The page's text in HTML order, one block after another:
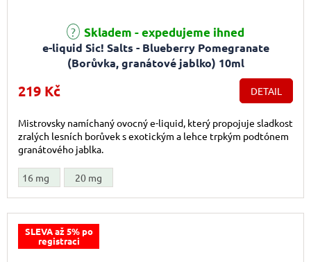
e-liquid Sic! Salts - Blueberry Pomegranate
(Borůvka, granátové jablko) 10ml
Skladem - expedujeme ihned
219 Kč DETAIL
Mistrovsky namíchaný ovocný e-liquid, který propojuje sladkost
zralých lesních borůvek s exotickým a lehce trpkým podtónem
granátového jablka.
16 mg 20 mg
SLEVA až 5% po
registraci